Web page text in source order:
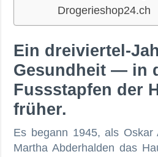
Drogerieshop24.ch
Ein dreiviertel-
Gesundheit — in
Fussstapfen der
früher.
Es begann 1945, als Oskar
Martha Abderhalden das